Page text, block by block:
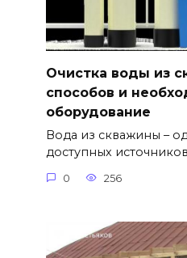
Очистка воды из
способов и
оборудование
Вода из скважины –
доступных источников
0 256